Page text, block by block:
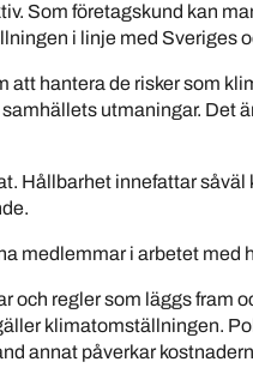
Som företagskund kan
i linje med Sveriges
att hantera de risker som
utmaningar. Det
Hållbarhet innefattar
medlemmar i arbetet med
och regler som läggs fram
klimatomställningen.
annat påverkar